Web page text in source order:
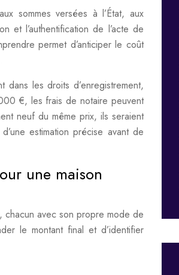
sommes versées à l’État, aux
et l’authentification de l’acte de
permet d’anticiper le coût
les droits d’enregistrement,
€, les frais de notaire peuvent
neuf du même prix, ils seraient
estimation précise avant de
une maison
chacun avec son propre mode de
le montant final et d’identifier